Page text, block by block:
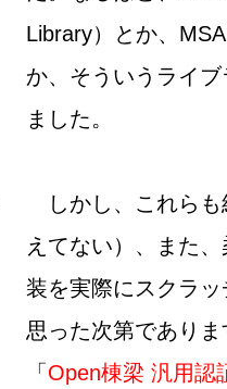
Library）とか、
か、そういうライ
ました。
しかし、これらも
えてない）、また
装を実際にスクラ
思った次第であり
「 Open棟梁 汎用認